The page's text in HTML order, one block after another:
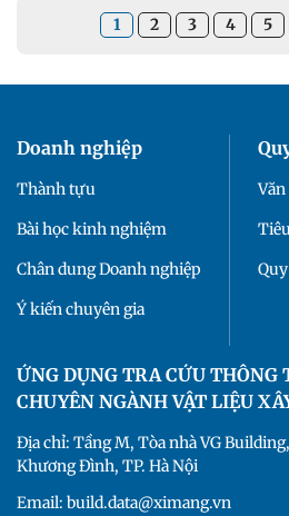
1 2 3 4 5
Doanh nghiệp
Thành tựu
Bài học kinh nghiệm
Chân dung Doanh nghiệp
Ý kiến chuyên gia
ỨNG DỤNG TRA CỨU THÔNG
CHUYÊN NGÀNH VẬT LIỆU
Địa chỉ: Tầng M, Tòa nhà VG
Khương Đình, TP. Hà Nội
Email: build.data@ximang.vn